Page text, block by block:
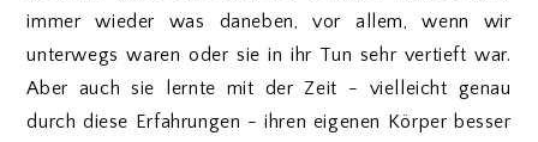
immer wieder was daneben, vor allem, wenn wir
unterwegs waren oder sie in ihr Tun sehr vertieft war.
Aber auch sie lernte mit der Zeit - vielleicht genau
durch diese Erfahrungen - ihren eigenen Körper besser